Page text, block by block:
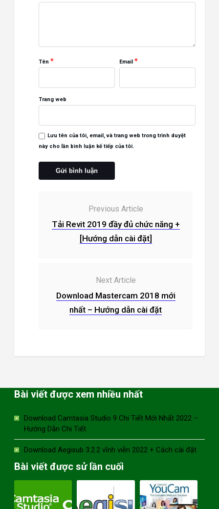
Tên * Email *
Trang web
Lưu tên của tôi, email, và trang web trong trình duyệt
này cho lần bình luận kế tiếp của tôi.
Previous Article
Tải Revit 2019 đầy đủ chức năng +
[Hướng dẫn cài đặt]
Next Article
Download Mastercam 2018 mới
nhất – Hướng dẫn cài đặt
Bài viết được xem nhiều nhất
Download Camtasia Studio 9 Chi Tiết Mới Nhất 2022 –
Hướng Dẫn Chi Tiết
Download Aegisub 3.2.2 vĩnh viễn 2022 + Cách cài đặt
Bài viết được sử lần cuối